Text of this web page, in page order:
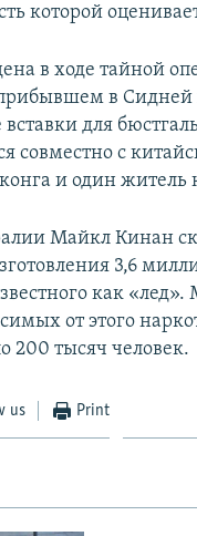
которой
в ходе тайной
в
для
совместно с
и один житель
Майкл Кинан
3,6
как
от этого
200 тысяч человек.
us Print